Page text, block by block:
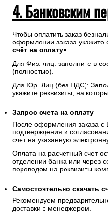
4. Банковским
Чтобы оплатить заказ
оформлении заказа укажите
счёт на оплату»
Для Физ. лиц: заполните в
(полностью).
Для Юр. Лиц (без НДС):
укажите реквизиты, на
Запрос счета на оплату
После оформления заказа с
подтверждения и
счет на указанную
Оплата на расчетный счет
отделении банка или через
переводом на реквизиты
Самостоятельно скачать
Рекомендуем
доставки с менеджером.